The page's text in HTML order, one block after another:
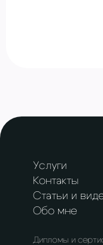
Обо мне
Дипломы и
Услуги
Контакты
Статьи и